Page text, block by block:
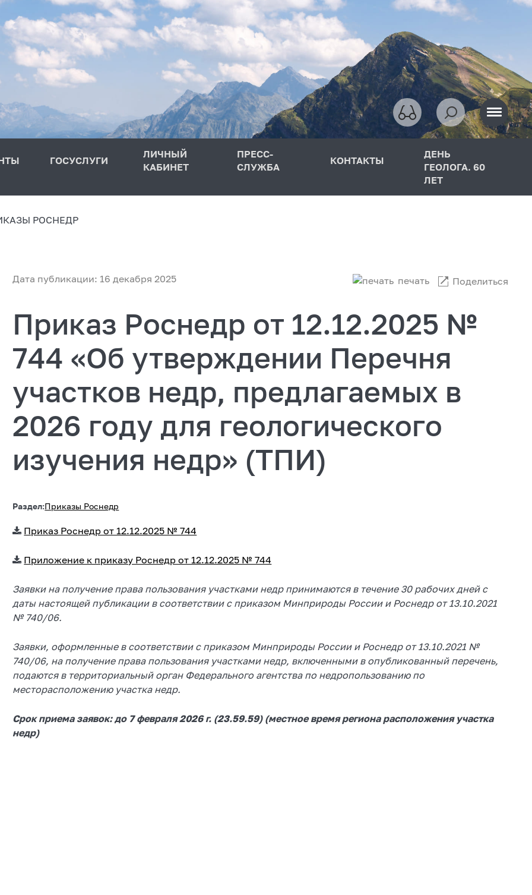
ГОСУСЛУГИ
ЛИЧНЫЙ
КАБИНЕТ
ПРЕСС-
СЛУЖБА
КОНТАКТЫ
ДЕНЬ
ГЕОЛОГА. 60
ЛЕТ
РОСНЕДР
Дата публикации: 16 декабря 2025 печать Поделиться
Приказ Роснедр от 12.12.2025 №
744 «Об утверждении Перечня
участков недр, предлагаемых в
2026 году для геологического
изучения недр» (ТПИ)
Раздел:Приказы Роснедр
Приказ Роснедр от 12.12.2025 № 744
Приложение к приказу Роснедр от 12.12.2025 № 744
Заявки на получение права пользования участками недр принимаются в течение 30 рабочих дней с
даты настоящей публикации в соответствии с приказом Минприроды России и Роснедр от 13.10.2021
№ 740/06.
Заявки, оформленные в соответствии с приказом Минприроды России и Роснедр от 13.10.2021 №
740/06, на получение права пользования участками недр, включенными в опубликованный перечень,
подаются в территориальный орган Федерального агентства по недропользованию по
месторасположению участка недр.
Срок приема заявок: до 7 февраля 2026 г. (23.59.59) (местное время региона расположения участка
недр)